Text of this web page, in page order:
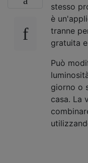
stesso
è
tranne
gratuita
Può
giorno o
casa. La